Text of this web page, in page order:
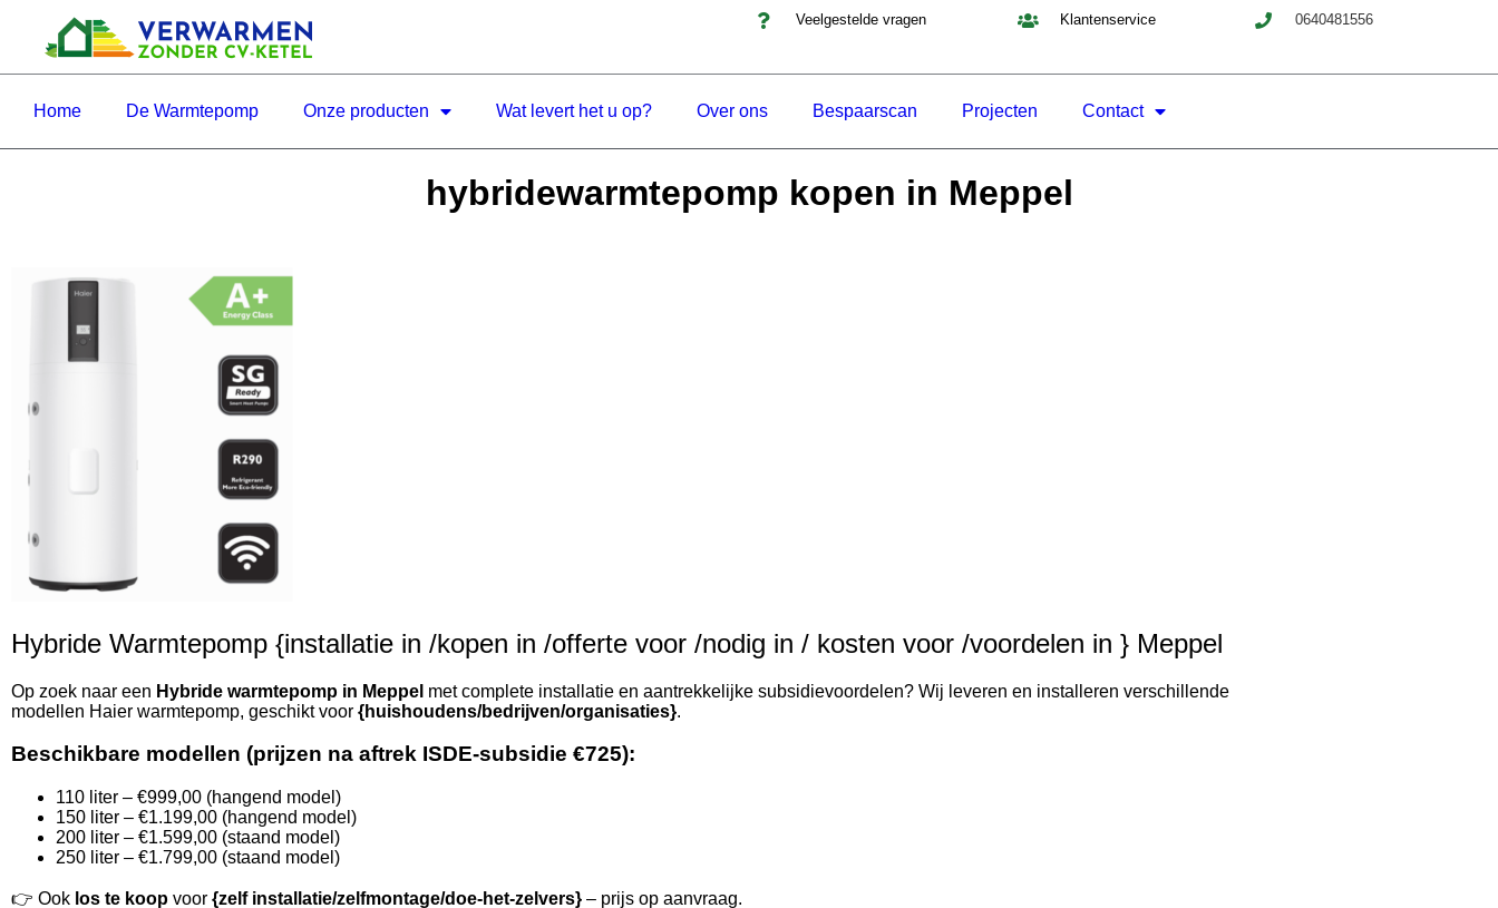
Veelgestelde vragen Klantenservice 0640481556
Home De Warmtepomp Onze producten Wat levert het u op? Over ons Bespaarscan Projecten Contact
hybridewarmtepomp kopen in Meppel
Hybride Warmtepomp {installatie in /kopen in /offerte voor /nodig in / kosten voor /voordelen in } Meppel
Op zoek naar een Hybride warmtepomp in Meppel met complete installatie en aantrekkelijke subsidievoordelen? Wij leveren en installeren verschillende
modellen Haier warmtepomp, geschikt voor {huishoudens/bedrijven/organisaties}.
Beschikbare modellen (prijzen na aftrek ISDE-subsidie €725):
110 liter – €999,00 (hangend model)
150 liter – €1.199,00 (hangend model)
200 liter – €1.599,00 (staand model)
250 liter – €1.799,00 (staand model)
👉 Ook los te koop voor {zelf installatie/zelfmontage/doe-het-zelvers} – prijs op aanvraag.